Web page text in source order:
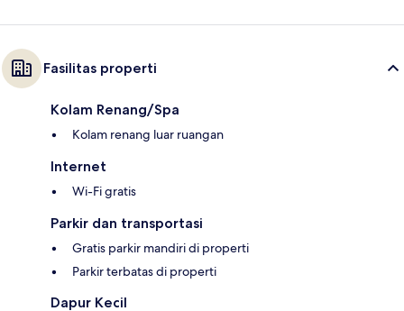
Fasilitas properti
Kolam Renang/Spa
Kolam renang luar ruangan
Internet
Wi-Fi gratis
Parkir dan transportasi
Gratis parkir mandiri di properti
Parkir terbatas di properti
Dapur Kecil